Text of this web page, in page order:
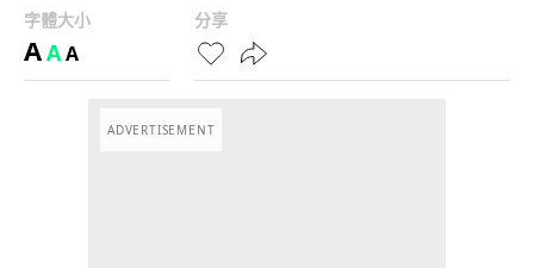
字體大小
AAA
分享
ADVERTISEMENT